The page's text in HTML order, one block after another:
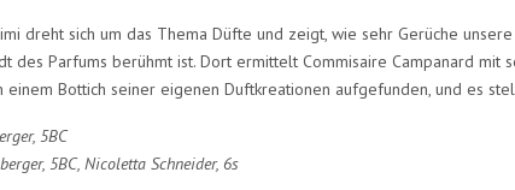
dreht sich um das Thema Düfte und zeigt, wie sehr Gerüche
des Parfums berühmt ist. Dort ermittelt Commisaire Campanard
einem Bottich seiner eigenen Duftkreationen aufgefunden, und es
5BC
5BC, Nicoletta Schneider, 6s